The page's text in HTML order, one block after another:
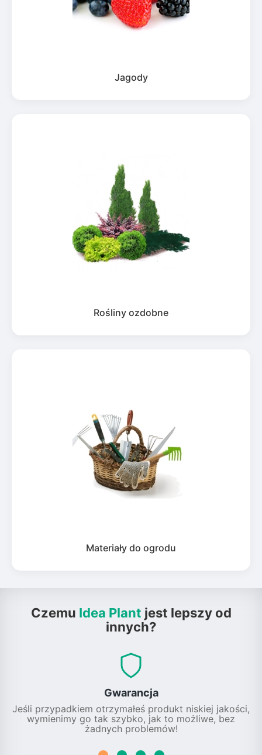
Jagody
Rośliny ozdobne
Materiały do ogrodu
Czemu Idea Plant jest lepszy od
innych?
Gwarancja
Jeśli przypadkiem otrzymałeś produkt niskiej jakości,
wymienimy go tak szybko, jak to możliwe, bez
żadnych problemów!